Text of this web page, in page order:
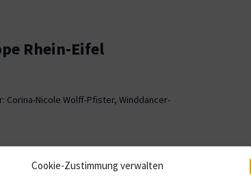
Cookie-Zustimmung verwalten
Rhein-Eifel
Nicole Wolff-Pfister, Winddancer-